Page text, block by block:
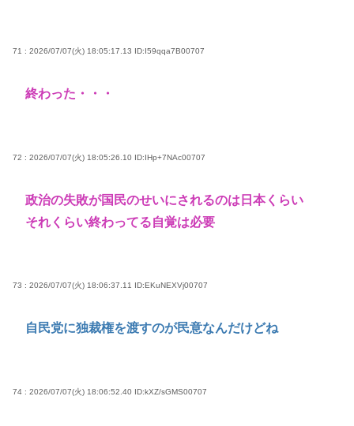
71 : 2026/07/07(火) 18:05:17.13 ID:I59qqa7B00707
終わった・・・
72 : 2026/07/07(火) 18:05:26.10 ID:IHp+7NAc00707
政治の失敗が国民のせいにされるのは日本くらい
それくらい終わってる自覚は必要
73 : 2026/07/07(火) 18:06:37.11 ID:EKuNEXVj00707
自民党に独裁権を渡すのが民意なんだけどね
74 : 2026/07/07(火) 18:06:52.40 ID:kXZ/sGMS00707